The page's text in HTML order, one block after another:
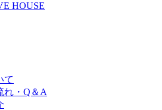
HOUSE
て
れ・Q＆A